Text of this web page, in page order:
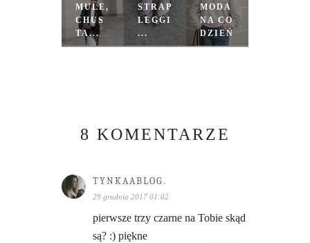
MULE,
CHUS
TA...
STRAP
LEGGI
...
MODA
NA CO
DZIEŃ
8 KOMENTARZE
TYNKAABLOG.
29 grudnia 2017 01:02
pierwsze trzy czarne na Tobie skąd
są? :) piękne